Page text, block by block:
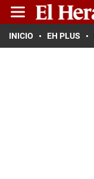
INICIO EH PLUS